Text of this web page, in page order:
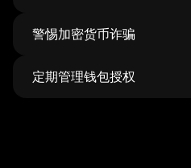
在联网设备上保存
何人。
警惕加密货币诈骗
定期管理钱包授权